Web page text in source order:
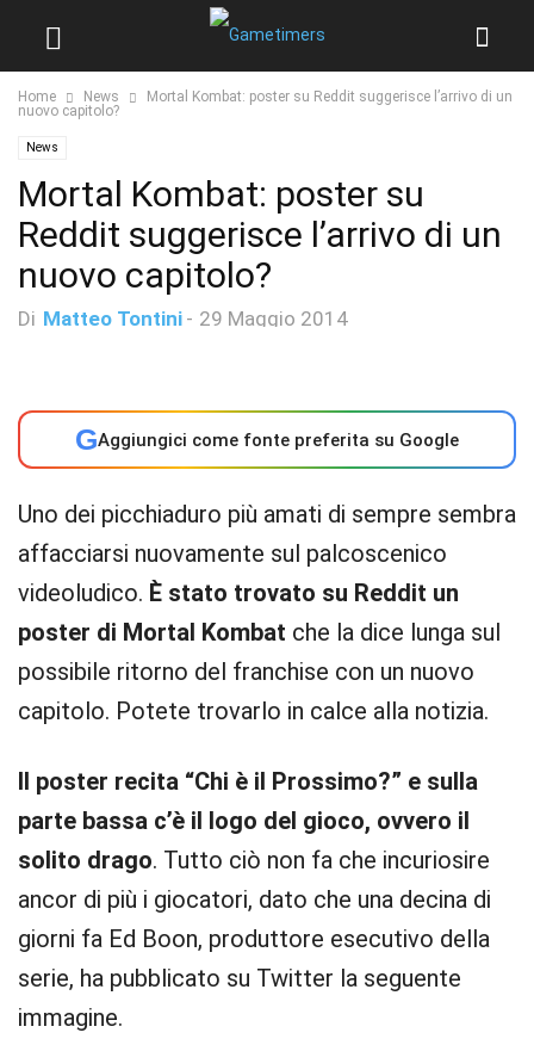
Home News
Mortal Kombat: poster su Reddit suggerisce l’arrivo di un
nuovo capitolo?
News
Mortal Kombat: poster su
Reddit suggerisce l’arrivo di un
nuovo capitolo?
Di Matteo Tontini - 29 Maggio 2014
GAggiungici come fonte preferita su Google
Uno dei picchiaduro più amati di sempre sembra
affacciarsi nuovamente sul palcoscenico
videoludico. È stato trovato su Reddit un
poster di Mortal Kombat che la dice lunga sul
possibile ritorno del franchise con un nuovo
capitolo. Potete trovarlo in calce alla notizia.
Il poster recita “Chi è il Prossimo?” e sulla
parte bassa c’è il logo del gioco, ovvero il
solito drago. Tutto ciò non fa che incuriosire
ancor di più i giocatori, dato che una decina di
giorni fa Ed Boon, produttore esecutivo della
serie, ha pubblicato su Twitter la seguente
immagine.